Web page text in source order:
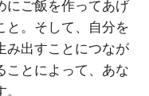
にご飯を作ってあげ
と。そして、自分を
み出すことにつなが
ことによって、あな